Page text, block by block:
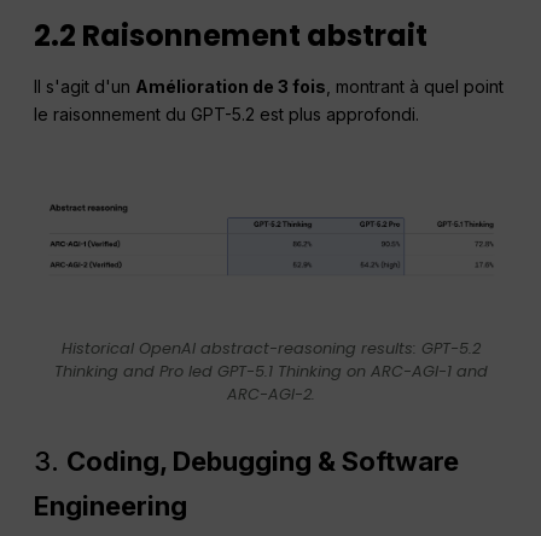
2.2 Raisonnement abstrait
Il s'agit d'un Amélioration de 3 fois , montrant à quel point
le raisonnement du GPT-5.2 est plus approfondi.
Historical OpenAI abstract-reasoning results: GPT-5.2
Thinking and Pro led GPT-5.1 Thinking on ARC-AGI-1 and
ARC-AGI-2.
3. Coding, Debugging & Software
Engineering